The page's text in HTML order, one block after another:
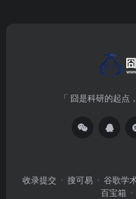
「 囧是科研的起点
收录提交 搜可易 谷歌学
百宝箱